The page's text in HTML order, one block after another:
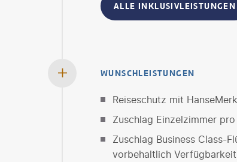
ALLE INKLUSIVLEISTUNGEN
WUNSCHLEISTUNGEN
Reiseschutz mit
Zuschlag Einzelzimmer
Zuschlag Business Class-
vorbehaltlich